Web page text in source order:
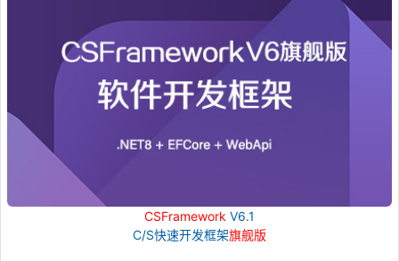
CSFramework V6.1
C/S快速开发框架旗舰版